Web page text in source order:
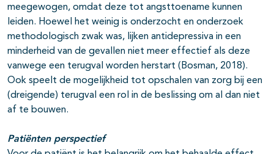
meegewogen, omdat deze tot angsttoename kunnen
leiden. Hoewel het weinig is onderzocht en onderzoek
methodologisch zwak was, lijken antidepressiva in een
minderheid van de gevallen niet meer effectief als deze
vanwege een terugval worden herstart (Bosman, 2018).
Ook speelt de mogelijkheid tot opschalen van zorg bij een
(dreigende) terugval een rol in de beslissing om al dan niet
af te bouwen.
Patiënten perspectief